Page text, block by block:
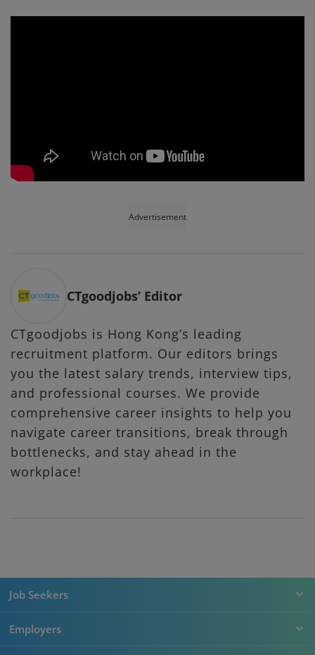
Advertisement
CTgoodjobs’ Editor
CTgoodjobs is Hong Kong’s leading
recruitment platform. Our editors brings
you the latest salary trends, interview tips,
and professional courses. We provide
comprehensive career insights to help you
navigate career transitions, break through
bottlenecks, and stay ahead in the
workplace!
Job Seekers
Employers